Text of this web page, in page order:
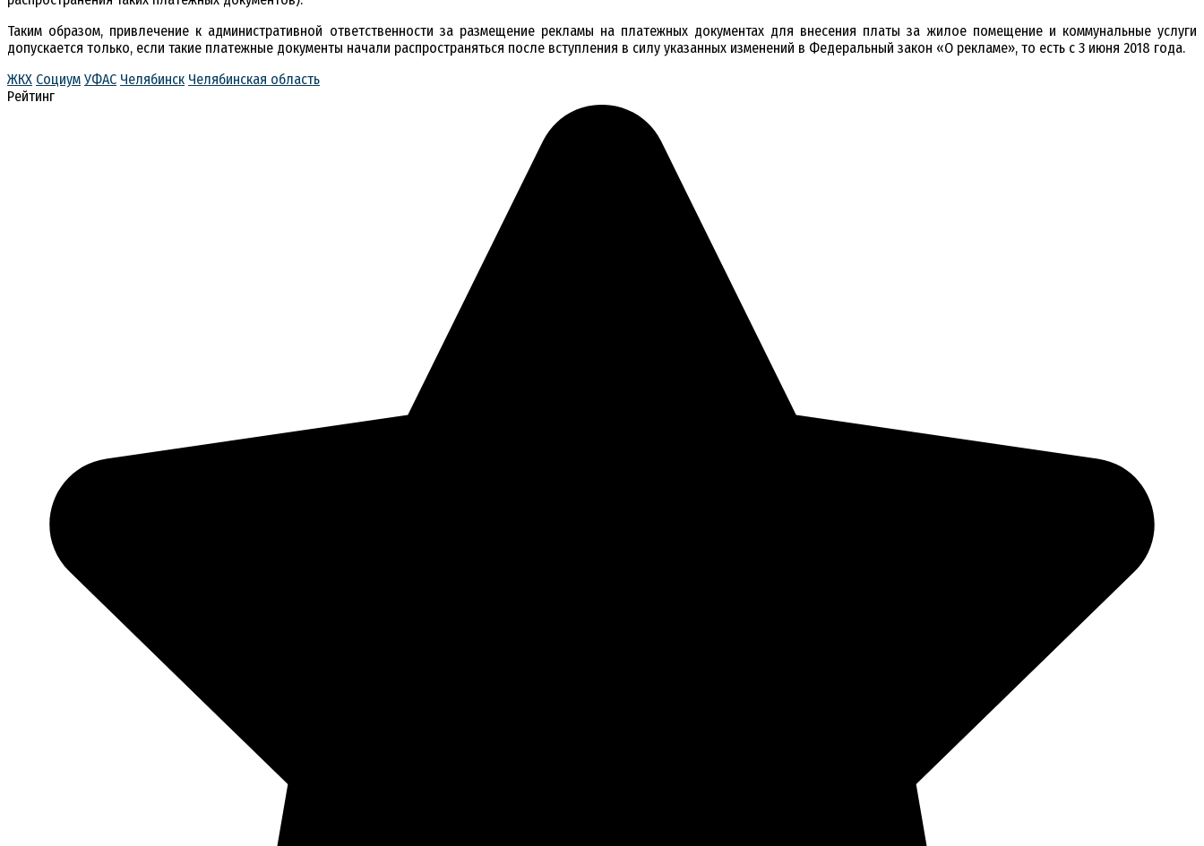
Таким образом, привлечение к административной ответственности за размещение рекламы на платежных документах для внесения платы за жилое помещение и коммунальные услуги
допускается только, если такие платежные документы начали распространяться после вступления в силу указанных изменений в Федеральный закон «О рекламе», то есть с 3 июня 2018 года.
ЖКХ Социум УФАС Челябинск Челябинская область
Рейтинг